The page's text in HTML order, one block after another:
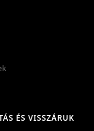
ÉS VISSZÁRUK